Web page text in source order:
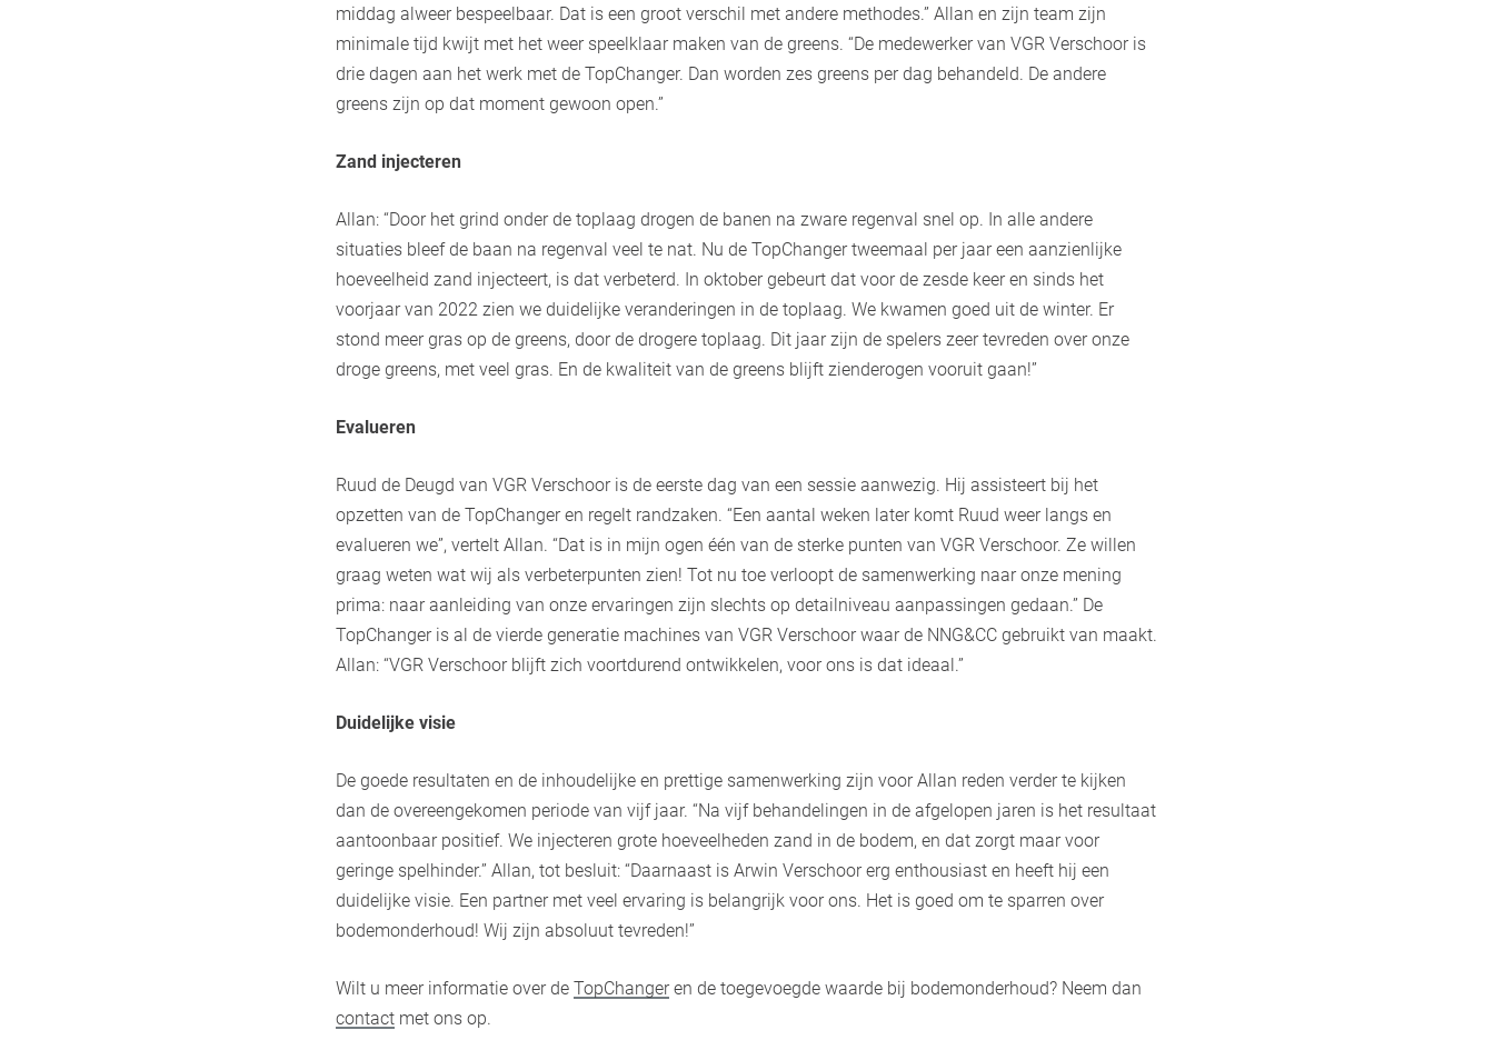
middag alweer bespeelbaar. Dat is een groot verschil met andere methodes.” Allan en zijn team zijn
minimale tijd kwijt met het weer speelklaar maken van de greens. “De medewerker van VGR Verschoor is
drie dagen aan het werk met de TopChanger. Dan worden zes greens per dag behandeld. De andere
greens zijn op dat moment gewoon open.”
Zand injecteren
Allan: “Door het grind onder de toplaag drogen de banen na zware regenval snel op. In alle andere
situaties bleef de baan na regenval veel te nat. Nu de TopChanger tweemaal per jaar een aanzienlijke
hoeveelheid zand injecteert, is dat verbeterd. In oktober gebeurt dat voor de zesde keer en sinds het
voorjaar van 2022 zien we duidelijke veranderingen in de toplaag. We kwamen goed uit de winter. Er
stond meer gras op de greens, door de drogere toplaag. Dit jaar zijn de spelers zeer tevreden over onze
droge greens, met veel gras. En de kwaliteit van de greens blijft zienderogen vooruit gaan!”
Evalueren
Ruud de Deugd van VGR Verschoor is de eerste dag van een sessie aanwezig. Hij assisteert bij het
opzetten van de TopChanger en regelt randzaken. “Een aantal weken later komt Ruud weer langs en
evalueren we”, vertelt Allan. “Dat is in mijn ogen één van de sterke punten van VGR Verschoor. Ze willen
graag weten wat wij als verbeterpunten zien! Tot nu toe verloopt de samenwerking naar onze mening
prima: naar aanleiding van onze ervaringen zijn slechts op detailniveau aanpassingen gedaan.” De
TopChanger is al de vierde generatie machines van VGR Verschoor waar de NNG&CC gebruikt van maakt.
Allan: “VGR Verschoor blijft zich voortdurend ontwikkelen, voor ons is dat ideaal.”
Duidelijke visie
De goede resultaten en de inhoudelijke en prettige samenwerking zijn voor Allan reden verder te kijken
dan de overeengekomen periode van vijf jaar. “Na vijf behandelingen in de afgelopen jaren is het resultaat
aantoonbaar positief. We injecteren grote hoeveelheden zand in de bodem, en dat zorgt maar voor
geringe spelhinder.” Allan, tot besluit: “Daarnaast is Arwin Verschoor erg enthousiast en heeft hij een
duidelijke visie. Een partner met veel ervaring is belangrijk voor ons. Het is goed om te sparren over
bodemonderhoud! Wij zijn absoluut tevreden!”
Wilt u meer informatie over de TopChangeren de toegevoegde waarde bij bodemonderhoud? Neem dan
contact met ons op.